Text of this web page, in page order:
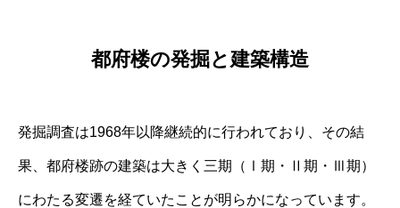
都府楼の発掘と建築構造
発掘調査は1968年以降継続的に行われており、その結
果、都府楼跡の建築は大きく三期（Ⅰ期・Ⅱ期・Ⅲ期）
にわたる変遷を経ていたことが明らかになっています。